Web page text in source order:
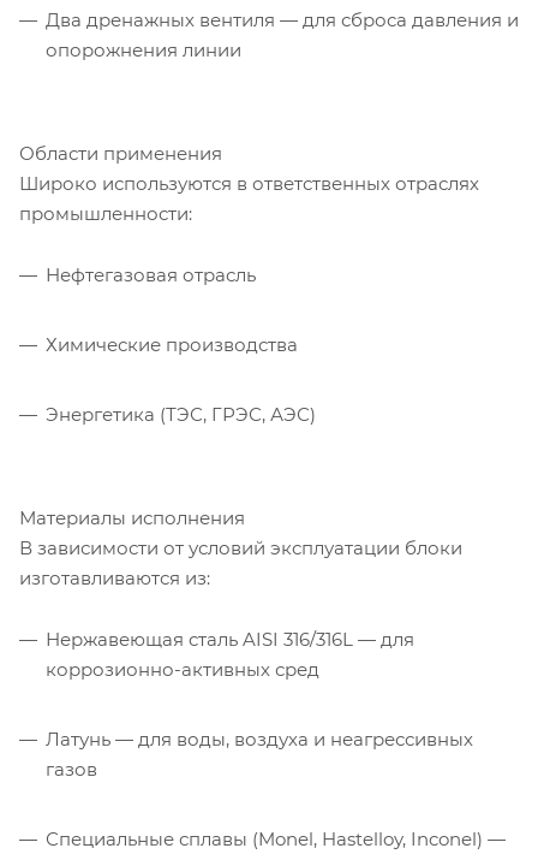
Два дренажных вентиля — для сброса давления и
опорожнения линии
Области применения
Широко используются в ответственных отраслях
промышленности:
Нефтегазовая отрасль
Химические производства
Энергетика (ТЭС, ГРЭС, АЭС)
Материалы исполнения
В зависимости от условий эксплуатации блоки
изготавливаются из:
Нержавеющая сталь AISI 316/316L — для
коррозионно-активных сред
Латунь — для воды, воздуха и неагрессивных
газов
Специальные сплавы (Monel, Hastelloy, Inconel) —